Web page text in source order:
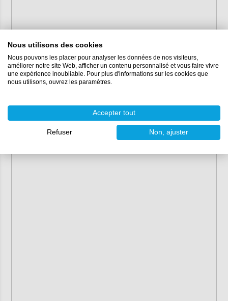
Nous utilisons des cookies
Nous pouvons les placer pour analyser les données de nos visiteurs,
améliorer notre site Web, afficher un contenu personnalisé et vous faire vivre
une expérience inoubliable. Pour plus d'informations sur les cookies que
nous utilisons, ouvrez les paramètres.
Accepter tout
Refuser Non, ajuster